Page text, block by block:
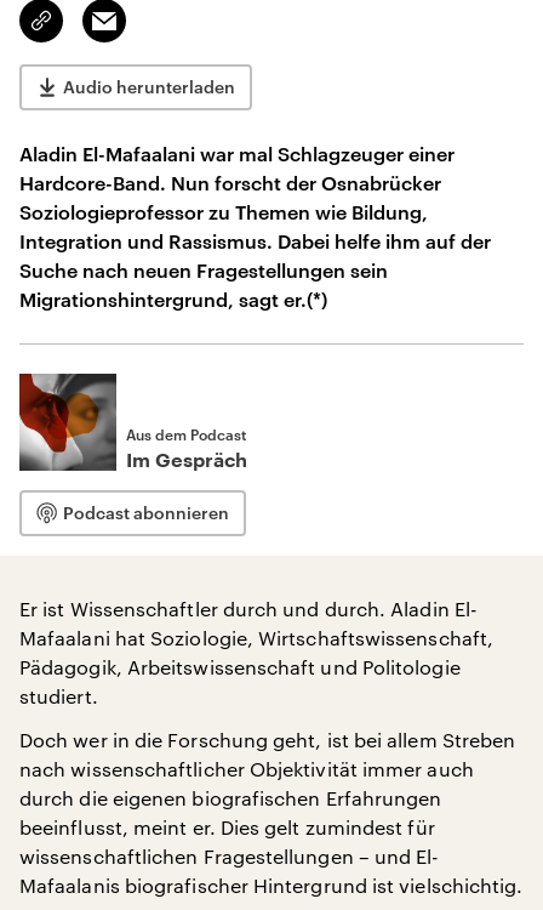
Link
kopieren/teilen
Email
Audio herunterladen
Aladin El-Mafaalani war mal Schlagzeuger einer
Hardcore-Band. Nun forscht der Osnabrücker
Soziologieprofessor zu Themen wie Bildung,
Integration und Rassismus. Dabei helfe ihm auf der
Suche nach neuen Fragestellungen sein
Migrationshintergrund, sagt er.(*)
Aus dem Podcast
Im Gespräch
Podcast abonnieren
Er ist Wissenschaftler durch und durch. Aladin El-
Mafaalani hat Soziologie, Wirtschaftswissenschaft,
Pädagogik, Arbeitswissenschaft und Politologie
studiert.
Doch wer in die Forschung geht, ist bei allem Streben
nach wissenschaftlicher Objektivität immer auch
durch die eigenen biografischen Erfahrungen
beeinflusst, meint er. Dies gelt zumindest für
wissenschaftlichen Fragestellungen – und El-
Mafaalanis biografischer Hintergrund ist vielschichtig.